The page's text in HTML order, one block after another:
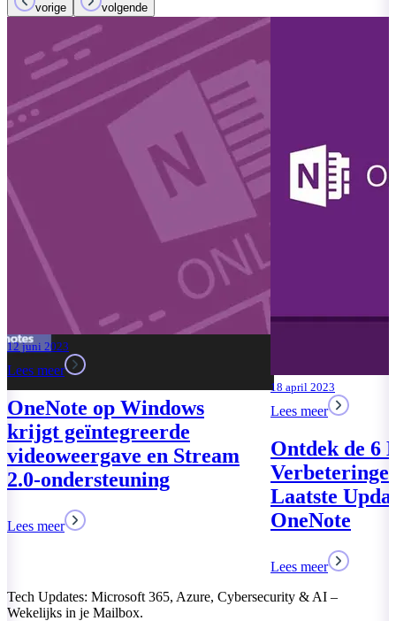
vorige volgende
18 april 2023
Lees meer
Ontdek de 6 Nieuwe
Verbeteringen in de
Laatste Update van
OneNote
Copilot
OneNote
Tech Updates: Microsoft 365, Azure, Cybersecurity & AI –
Wekelijks in je Mailbox.